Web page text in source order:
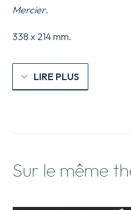
Mercier.
338 x 214 mm.
LIRE PLUS
Sur le même